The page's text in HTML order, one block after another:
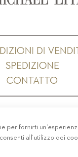
DI
SPEDIZIONE
CONTATTO
-
CODICE ETICO
per fornirti
all'utilizzo dei